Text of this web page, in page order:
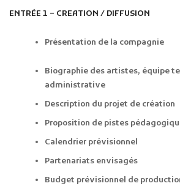
ENTRÉE 1 – CREATION / DIFFUSION
Présentation de la compagnie
Biographie des artistes, équipe
administrative
Description du projet de création
Proposition de pistes
Calendrier prévisionnel
Partenariats envisagés
Budget prévisionnel de